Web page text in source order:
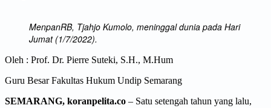
MenpanRB, Tjahjo Kumolo, meninggal dunia pada Hari
Jumat (1/7/2022).
Oleh : Prof. Dr. Pierre Suteki, S.H., M.Hum
Guru Besar Fakultas Hukum Undip Semarang
SEMARANG, koranpelita.co – Satu setengah tahun yang lalu,